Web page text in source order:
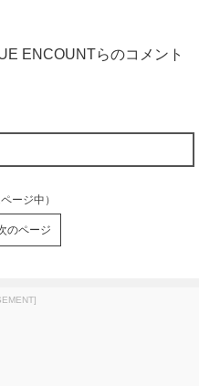
ENCOUNTらのコメント
ページ中）
のページ